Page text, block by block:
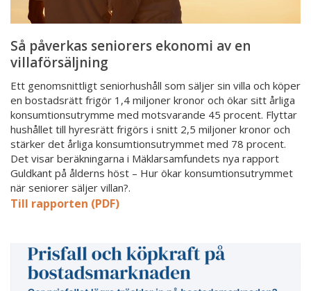
Så påverkas seniorers ekonomi av en
villaförsäljning
Ett genomsnittligt seniorhushåll som säljer sin villa och köper
en bostadsrätt frigör 1,4 miljoner kronor och ökar sitt årliga
konsumtionsutrymme med motsvarande 45 procent. Flyttar
hushållet till hyresrätt frigörs i snitt 2,5 miljoner kronor och
stärker det årliga konsumtionsutrymmet med 78 procent.
Det visar beräkningarna i Mäklarsamfundets nya rapport
Guldkant på ålderns höst – Hur ökar konsumtionsutrymmet
när seniorer säljer villan?.
Till rapporten (PDF)
köpkraft